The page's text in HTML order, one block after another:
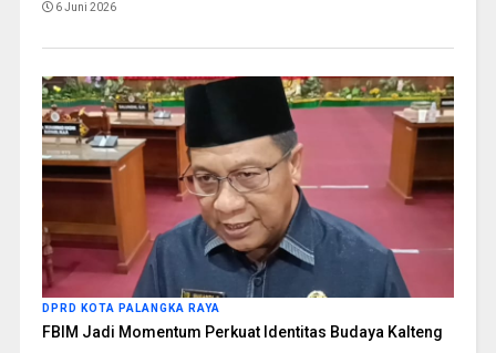
6 Juni 2026
DPRD KOTA PALANGKA RAYA
FBIM Jadi Momentum Perkuat Identitas Budaya Kalteng